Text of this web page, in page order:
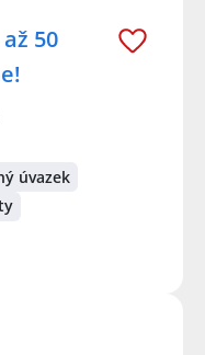
50
úvazek